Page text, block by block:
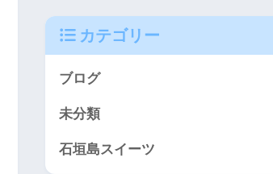
カテゴリー
ブログ
未分類
石垣島スイーツ